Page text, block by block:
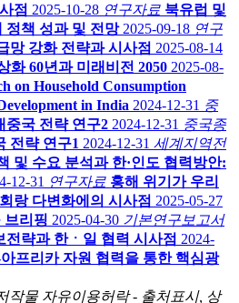
점 2025-10-28 연구자료 북유럽 및
정책 성과 및 전망 2025-09-18 연구
망 강화 전략과 시사점 2025-08-14
화 60년과 미래비전 2050 2025-08-
on Household Consumption
in India 2024-12-31 중
중국 전략 연구2 2024-12-31 중국종
전략 연구1 2024-12-31 세계지역전
및 수요 분석과 한·인도 협력방안:
12-31 연구자료 홍해 위기가 우리
랑 다변화에의 시사점 2025-05-27
브리핑 2025-04-30 기본연구보고서
략과 한ㆍ일 협력 시사점 2024-
프리카 자원 협력을 통한 핵심광